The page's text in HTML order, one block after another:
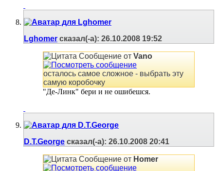
Lghomer сказал(-а): 26.10.2008 19:52
Сообщение от Vano
осталось самое сложное - выбрать эту
самую коробочку
"Де-Линк" бери и не ошибешся.
D.T.George сказал(-а): 26.10.2008 20:41
Сообщение от Homer